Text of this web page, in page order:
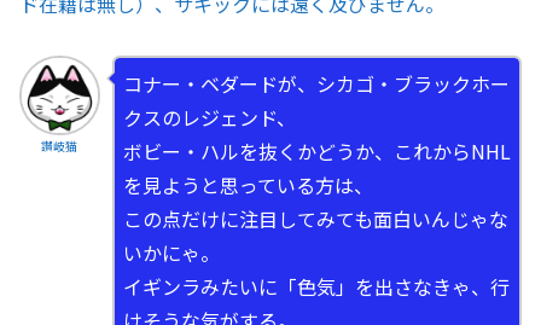
讃岐猫
コナー・ベダードが、シカゴ・ブラックホー
クスのレジェンド、
ボビー・ハルを抜くかどうか、これからNHL
を見ようと思っている方は、
この点だけに注目してみても面白いんじゃな
いかにゃ。
イギンラみたいに「色気」を出さなきゃ、行